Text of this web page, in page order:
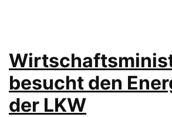
besucht den
der LKW